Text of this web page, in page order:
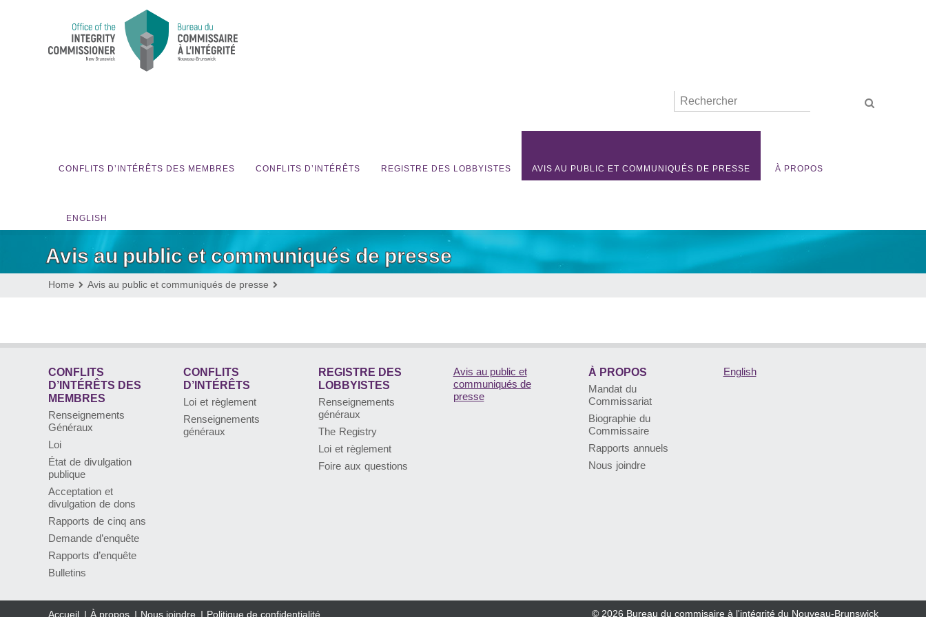
CONFLITS D’INTÉRÊTS DES MEMBRES CONFLITS D’INTÉRÊTS REGISTRE DES LOBBYISTES AVIS AU PUBLIC ET COMMUNIQUÉS DE PRESSE À PROPOS
ENGLISH
Avis au public et communiqués de presse
Home Avis au public et communiqués de presse
CONFLITS
D’INTÉRÊTS DES
MEMBRES
Renseignements
Généraux
Loi
État de divulgation
publique
Acceptation et
divulgation de dons
Rapports de cinq ans
Demande d’enquête
Rapports d’enquête
Bulletins
CONFLITS
D’INTÉRÊTS
Loi et règlement
Renseignements
généraux
REGISTRE DES
LOBBYISTES
Renseignements
généraux
The Registry
Loi et règlement
Foire aux questions
Avis au public et
communiqués de
presse
À PROPOS
Mandat du
Commissariat
Biographie du
Commissaire
Rapports annuels
Nous joindre
English
Accueil À propos Nous joindre Politique de confidentialité © 2026 Bureau du commisaire à l'intégrité du Nouveau-Brunswick